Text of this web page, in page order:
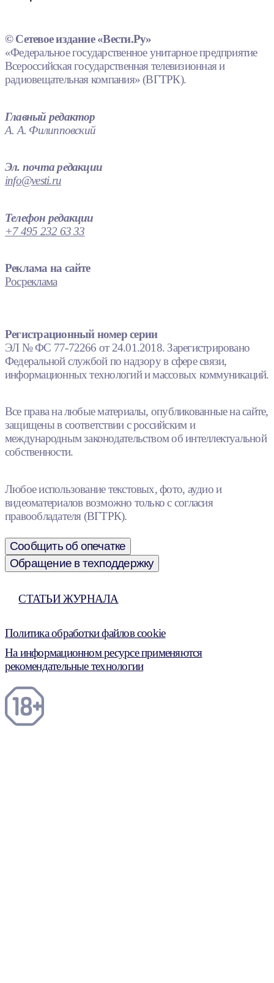
© Сетевое издание «Вести.Ру»
«Федеральное государственное унитарное предприятие
Всероссийская государственная телевизионная и
радиовещательная компания» (ВГТРК).
Главный редактор
А. А. Филипповский
Эл. почта редакции
info@vesti.ru
Телефон редакции
+7 495 232 63 33
Реклама на сайте
Росреклама
Регистрационный номер серии
ЭЛ № ФС 77-72266 от 24.01.2018. Зарегистрировано
Федеральной службой по надзору в сфере связи,
информационных технологий и массовых коммуникаций.
Все права на любые материалы, опубликованные на сайте,
защищены в соответствии с российским и
международным законодательством об интеллектуальной
собственности.
Любое использование текстовых, фото, аудио и
видеоматериалов возможно только с согласия
правообладателя (ВГТРК).
Сообщить об опечатке
Обращение в техподдержку
СТАТЬИ ЖУРНАЛА
Политика обработки файлов cookie
На информационном ресурсе применяются
рекомендательные технологии